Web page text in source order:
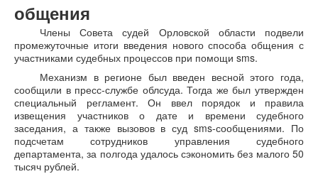
общения
Члены Совета судей Орловской области подвели
промежуточные итоги введения нового способа общения с
участниками судебных процессов при помощи sms.
Механизм в регионе был введен весной этого года,
сообщили в пресс-службе облсуда. Тогда же был утвержден
специальный регламент. Он ввел порядок и правила
извещения участников о дате и времени судебного
заседания, а также вызовов в суд sms-сообщениями. По
подсчетам сотрудников управления судебного
департамента, за полгода удалось сэкономить без малого 50
тысяч рублей.